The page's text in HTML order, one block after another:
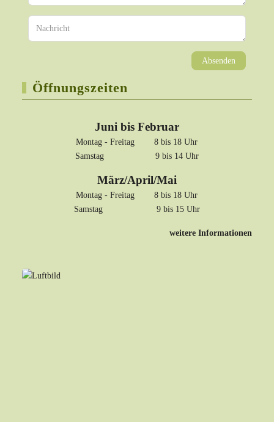
Absenden
Öffnungszeiten
Juni bis Februar
Montag - Freitag 8 bis 18 Uhr
Samstag 9 bis 14 Uhr
März/April/Mai
Montag - Freitag 8 bis 18 Uhr
Samstag 9 bis 15 Uhr
weitere Informationen